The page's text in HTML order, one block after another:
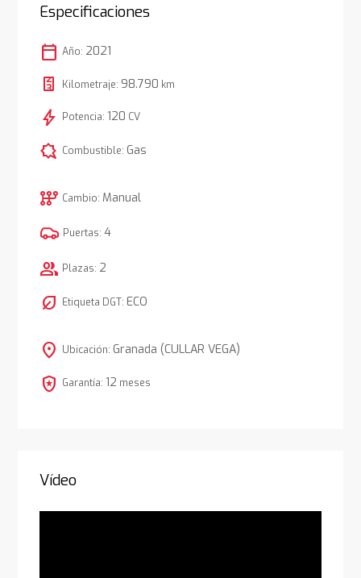
Especificaciones
calendar_today Año: 2021
Kilometraje: 98.790 km
bolt Potencia: 120 CV
comic_bubble Combustible: Gas
auto_transmission Cambio: Manual
Puertas: 4
group Plazas: 2
nest_eco_leaf Etiqueta DGT: ECO
location_on Ubicación: Granada (CULLAR VEGA)
local_police Garantía: 12 meses
Vídeo